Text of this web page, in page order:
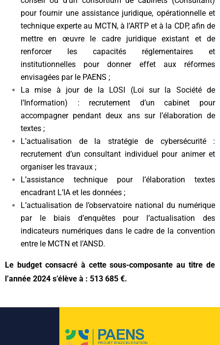
pour fournir une assistance juridique, opérationnelle et
technique experte au MCTN, à l’ARTP et à la CDP, afin de
mettre en œuvre le cadre juridique existant et de
renforcer les capacités réglementaires et
institutionnelles pour donner effet aux réformes
envisagées par le PAENS ;
La mise à jour de la LOSI (Loi sur la Société de
l’Information) : recrutement d’un cabinet pour
accompagner pendant deux ans sur l’élaboration de
textes ;
L’actualisation de la stratégie de cybersécurité :
recrutement d’un consultant individuel pour animer et
organiser les travaux ;
L’assistance technique pour l’élaboration textes
encadrant L’IA et les données ;
L’actualisation de l’observatoire national du numérique
par le biais d’enquêtes pour l’actualisation des
indicateurs numériques dans le cadre de la convention
entre le MCTN et l’ANSD.
Le budget consacré à cette sous-composante au titre de
l’année 2024 s’élève à : 513 685 €.